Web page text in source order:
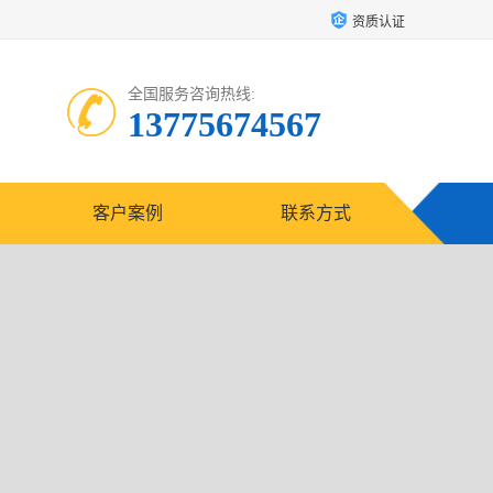
资质认证
全国服务咨询热线:
13775674567
客户案例 联系方式